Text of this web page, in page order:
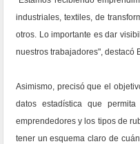
industriales, textiles, de
otros. Lo importante es dar
nuestros trabajadores", destacó
Asimismo, precisó que el
datos estadística que
emprendedores y los tipos de
tener un esquema claro de